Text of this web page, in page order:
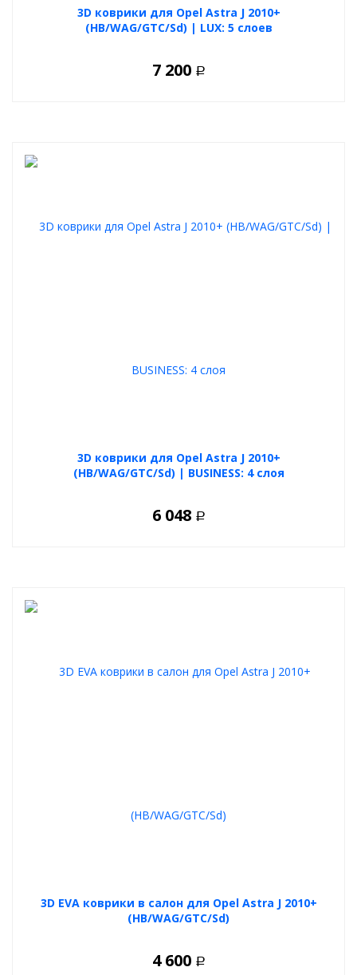
3D коврики для Opel Astra J 2010+
(HB/WAG/GTC/Sd) | LUX: 5 слоев
7 200 Р
3D коврики для Opel Astra J 2010+
(HB/WAG/GTC/Sd) | BUSINESS: 4 слоя
6 048 Р
3D EVA коврики в салон для Opel Astra J 2010+
(HB/WAG/GTC/Sd)
4 600 Р